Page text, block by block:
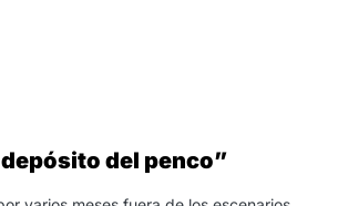
depósito del penco”